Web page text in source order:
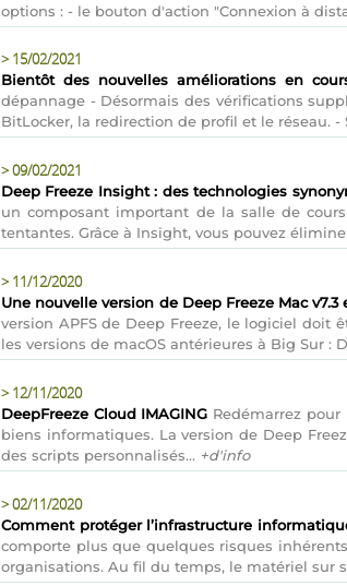
options : - le bouton d'action "Connexion à
> 15/02/2021
Bientôt des nouvelles améliorations en
dépannage - Désormais des vérifications
BitLocker, la redirection de profil et le réseau. -
>09/02/2021
Deep Freeze Insight : des technologies
un composant important de la salle de
tentantes. Grâce à Insight, vous pouvez
> 11/12/2020
Une nouvelle version de Deep Freeze Mac
version APFS de Deep Freeze, le logiciel
les versions de macOS antérieures à Big Sur :
> 12/11/2020
DeepFreeze Cloud IMAGING Redémarrez
biens informatiques. La version de Deep
des scripts personnalisés... +d'info
>02/11/2020
Comment protéger l’infrastructure
comporte plus que quelques risques
organisations. Au fil du temps, le matériel sur